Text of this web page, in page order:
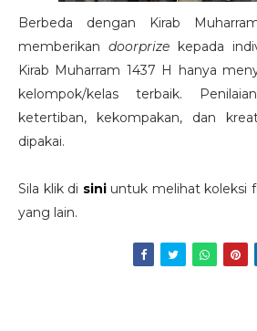
Berbeda dengan Kirab
memberikan doorprize kepada
Kirab Muharram 1437 H hanya
kelompok/kelas terbaik.
ketertiban, kekompakan, dan
dipakai.
Sila klik di siniuntuk melihat koleksi
yang lain.